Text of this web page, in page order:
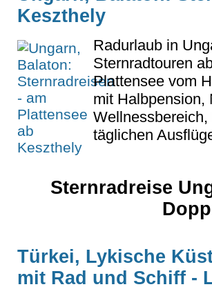
Keszthely
Radurlaub in
Sternradtouren
Plattensee vom
mit Halbpension,
täglichen
Sternradreise
Türkei, Lykische
mit Rad und Schiff -